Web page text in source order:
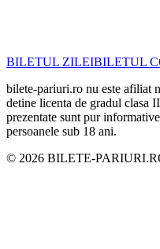
BILETUL ZILEIBILETUL
bilete-pariuri.ro nu este afiliat
detine licenta de gradul clasa
prezentate sunt pur
persoanele sub 18 ani.
© 2026 BILETE-